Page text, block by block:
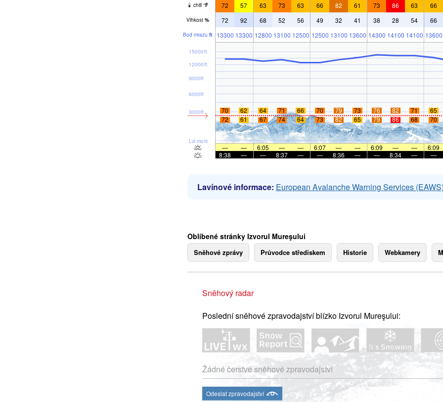
chill °F 72 57 63 73 63 66 82 61 73 86 63 66
Vlhkost % 72 92 68 52 56 49 32 41 38 28 54 66
Bod mrazu ft 13300 13300 12800 13100 12500 12500 13100 13600 14300 14100 14100 13600
Lvl moře
3000ft
6000ft
9000ft
12000ft
15000ft
70 62 64 71 66 70 79 73 76 82 71 65
72
61 67 74 64 73 82 65 79 86 68 70
— — 6:05 — — 6:07 — — 6:09 — — 6:09
8:38
— — 8:37 — — 8:36 — — 8:34 — —
Lavínové informace: European Avalanche Warning Services (EAWS)
Oblíbené stránky Izvorul Mureşului
Sněhové zprávy Průvodce střediskem Historie Webkamery
Sněhový radar
Poslední sněhové zpravodajství blízko Izvorul Mureşului:
Žádné čerstvé sněhové zpravodajství
Odeslat zpravodajství